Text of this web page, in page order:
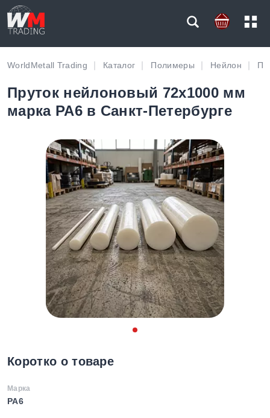
WorldMetall Trading Каталог Полимеры Нейлон
Пруток нейлоновый 72х1000 мм
марка PA6 в Санкт-Петербурге
Коротко о товаре
Марка
PA6